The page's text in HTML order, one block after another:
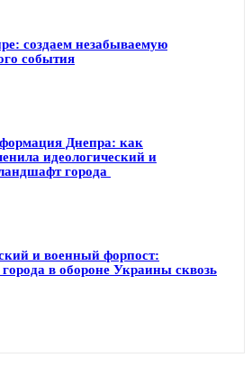
создаем незабываемую
события
Днепра: как
идеологический и
города
и военный форпост:
города в обороне Украины сквозь